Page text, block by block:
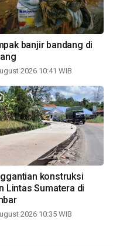
banjir bandang di
2026 10:41 WIB
konstruksi
Lintas Sumatera di
2026 10:35 WIB